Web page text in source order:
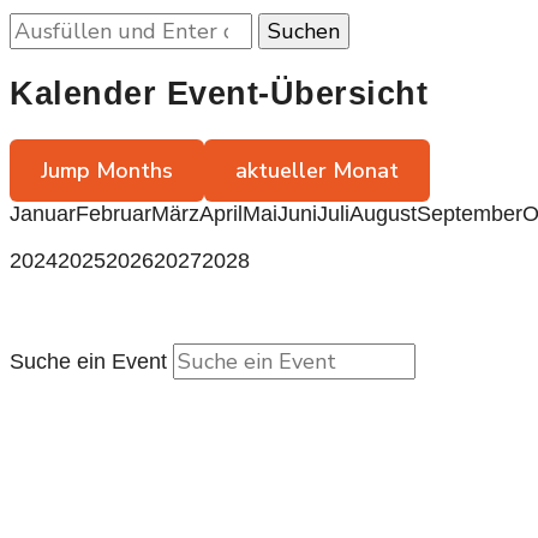
Suchst
du
etwas?
Kalender Event-Übersicht
Jump Months aktueller Monat
JanuarFebruarMärzApril MaiJuniJuliAugustSeptember
20242025202620272028
Suche ein Event